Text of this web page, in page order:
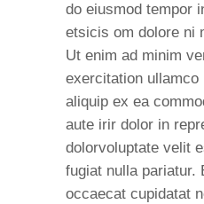
do eiusmod tempor
etsicis om dolore ni
Ut enim ad minim
exercitation
aliquip ex ea
aute irir dolor in
dolorvoluptate velit
fugiat nulla pariatur.
occaecat cupidatat